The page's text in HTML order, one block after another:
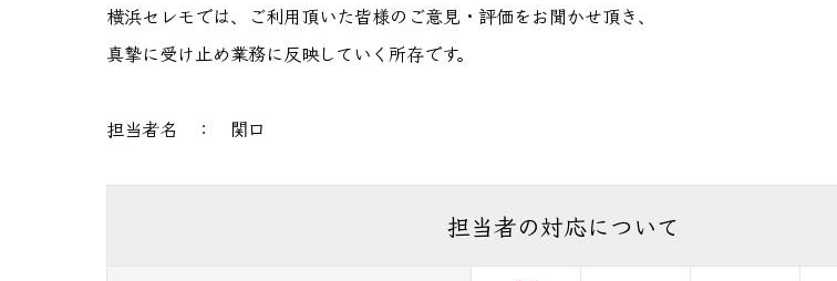
横浜セレモでは、ご利用頂いた皆様のご意見・評価をお聞かせ頂き、
真摯に受け止め業務に反映していく所存です。
担当者名 ： 関口
担当者の対応について